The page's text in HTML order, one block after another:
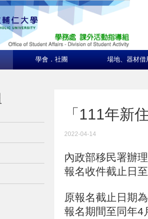
學會．社團 場地、器材借
「111年新
2022-04-14
內政部移民署辦
報名收件截止日
原報名截止日期
報名期間至同年4